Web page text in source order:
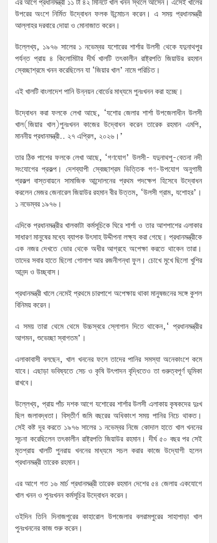
এর আগে প্রধানমন্ত্রী ১১ টা ৪২ মিনিটে খাল খনন স্থলে আসেন। এসেই খালের
উপরের অংশে নির্মিত উদ্বোধন ফলক উন্মোচন করেন। এ সময় প্রধানমন্ত্রী
আল্লাহর দরবারে দোয়া ও মোনাজাত করেন।
উল্লেখ্য, ১৯৭৬ সালের ১ নভেম্বর যশোরের শার্শার উলসী থেকে যদুনাথপুর
পর্যন্ত প্রায় ৪ কিলোমিটার দীর্ঘ খালটি তৎকালীন রাষ্ট্রপতি জিয়াউর রহমান
স্বেচ্ছাশ্রমে খনন করেছিলেন যা ‘জিয়ার খাল’ নামে পরিচিত।
এই খালটি বাংলাদেশ পানি উন্নয়ন বোর্ডের মাধ্যমে পুনঃখনন করা হচ্ছে।
উদ্বোধন করা ফলকে লেখা আছে, ‘যশোর জেলার শার্শা উপজেলাধীন উলসী
খাল(জিয়ার খাল)পুনঃখনন কাজের উদ্বোধন করেন তারেক রহমান এমপি,
মাননীয় প্রধানমন্ত্রী.. ২৭ এপ্রিল, ২০২৬।’
তার ঠিক পাশের ফলকে লেখা আছে, ‘গণযোগ’ উলসী- যদুনাথপু-বেতনা নদী
সংযোগের প্রকল্প। দেশব্যাপী স্বেচ্ছাশ্রম ভিত্তিক গণ-উপযোগ অনুগামী
প্রকল্প বাস্তবায়নে সামাজিক আন্দোলনের প্রথম পদক্ষেপ হিসেবে উদ্বোধন
করলেন মেজর জেনারেল জিয়াউর রহমান বীর উত্তম, ‘উলসী গ্রাম, যশোহর’।
১ নভেম্বর ১৯৭৬।
এদিকে প্রধানমন্ত্রীর খালকাটা কর্মসূচিকে ঘিরে শার্শা ও তার আশপাশের এলাকার
সাধারণ মানুষের মধ্যে ব্যাপক উৎসাহ উদ্দীপনা লক্ষ্য করা গেছে। প্রধানমন্ত্রীকে
এক নজর দেখতে ভোর থেকে অধীর আগ্রহে অপেক্ষা করতে থাকেন তারা।
তাদের সবার হাতে ছিলো গোলাপ আর রজনীগন্ধা ফুল। চোখে মুখে ছিলো খুশির
আনন্দ ও উচ্ছ্বাস।
প্রধানমন্ত্রী খালে নেমেই প্রথমে চারপাশে অপেক্ষায় থাকা মানুষজনের সঙ্গে কুশল
বিনিময় করেন।
এ সময় তারা থেমে থেমে উচ্চস্বরে স্লোগান দিতে থাকেন,‘ প্রধানমন্ত্রীর
আগমন, শুভেচ্ছা স্বাগতম’।
এলাকাবাসী বলছেন, খাল খননের ফলে তাদের পানির সমস্যা অনেকাংশে কমে
যাবে। এছাড়া ভবিষ্যতে সেচ ও কৃষি উৎপাদন বৃদ্ধিতেও তা গুরুত্বপূর্ণ ভূমিকা
রাখবে।
উল্লেখ্য, প্রায় পাঁচ দশক আগে যশোরের শার্শার উলসী এলাকায় কৃষকদের দুঃখ
ছিল জলাবদ্ধতা। বিস্তীর্ণ জমি বছরের অধিকাংশ সময় পানির নিচে থাকত।
সেই কষ্ট দূর করতে ১৯৭৬ সালের ১ নভেম্বর নিজে কোদাল হাতে খাল খননের
সূচনা করেছিলেন তৎকালীন রাষ্ট্রপতি জিয়াউর রহমান। দীর্ঘ ৫০ বছর পর সেই
মৃতপ্রায় খালটি পুনরায় খননের মাধ্যমে সচল করার কাজে উদ্যোগী হলেন
প্রধানমন্ত্রী তারেক রহমান।
এর আগে গত ১৬ মার্চ প্রধানমন্ত্রী তারেক রহমান দেশের ৫৪ জেলায় একযোগে
খাল খনন ও পুনঃখনন কর্মসূচির উদ্বোধন করেন।
ওইদিন তিনি দিনাজপুরের কাহারোল উপজেলার বলরামপুরের সাহাপাড়া খাল
পুনঃখননের কাজ শুরু করেন।